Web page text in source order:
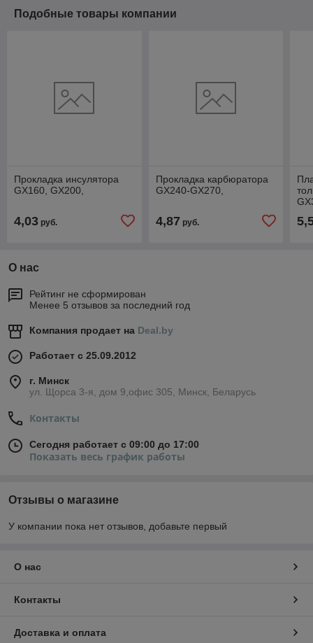
Подобные товары компании
Прокладка инсулятора
GX160, GX200,
4,03 руб.
Прокладка карбюратора
GX240-GX270,
4,87 руб.
О нас
Рейтинг не сформирован
Менее 5 отзывов за последний год
Компания продает на Deal.by
Работает с 25.09.2012
г. Минск
ул. Щорса 3-я, дом 9,офис 305, Минск, Беларусь
Контакты
Сегодня работает с 09:00 до 17:00
Показать весь график работы
Отзывы о магазине
У компании пока нет отзывов, добавьте первый
О нас
Контакты
Доставка и оплата